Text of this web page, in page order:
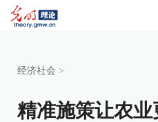
经济社会 >
精准施策让农业